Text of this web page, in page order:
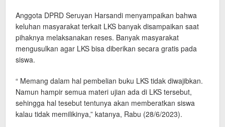
Anggota DPRD Seruyan Harsandi menyampaikan bahwa
keluhan masyarakat terkait LKS banyak disampaikan saat
pihaknya melaksanakan reses. Banyak masyarakat
mengusulkan agar LKS bisa diberikan secara gratis pada
siswa.
“ Memang dalam hal pembelian buku LKS tidak diwajibkan.
Namun hampir semua materi ujian ada di LKS tersebut,
sehingga hal tesebut tentunya akan memberatkan siswa
kalau tidak memilikinya,” katanya, Rabu (28/6/2023).